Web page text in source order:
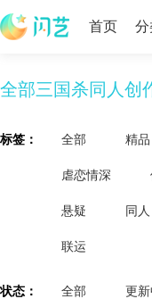
首页 分
全部三国杀同人创
标签： 全部 精品
虐恋情深
悬疑 同人
联运
状态： 全部 更新